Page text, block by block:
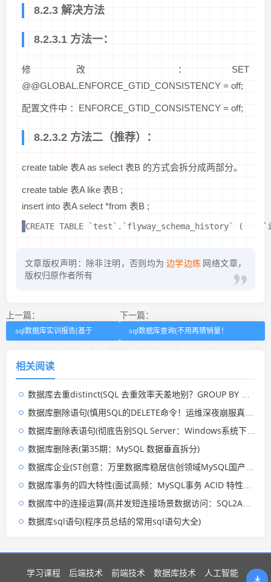
8.2.3 解决方法
8.2.3.1 方法一：
修改 ：SET
@@GLOBAL.ENFORCE_GTID_CONSISTENCY = off;
配置文件中 ：ENFORCE_GTID_CONSISTENCY = off;
8.2.3.2 方法二（推荐）：
create table 表A as select 表B 的方式会拆分成两部分。
create table 表A like 表B ;
insert into 表A select *from 表B ;
CREATE TABLE `test`.`flyway_schema_history` (
文章版权声明：除非注明，否则均为 边学边练 网络文章，
版权归原作者所有
上一篇：
sql数据库实训报告(基于
体开发实践)
下一篇：
sql数据库查询(不用再猜销量！
相关阅读
数据库去重distinct(SQL 去重效率天差地别？GROUP BY 和 DISTINCT 的底层厮杀)
数据库删除语句(慎用SQL的DELETE命令！运维深夜崩服真相，90%程序员都踩过坑)
数据库删除表语句(彻底告别SQL Server：Windows系统下的“搜刮式”干净卸载全指南)
数据库删除表(第35期：MySQL 数据垂直拆分)
数据库企业(ST创意：万里数据库稳居信创领域MySQL国产替代第一品牌)
数据库事务的四大特性(面试高频：MySQL事务 ACID 特性是什么？一篇讲透)
数据库中的连接运算(高并发短连接场景数据访问：SQL2API网关的连接池排队与复用机制)
数据库sql语句(程序员总结的常用sql语句大全)
学习课程 后端技术 前端技术 数据库技术
人工智能